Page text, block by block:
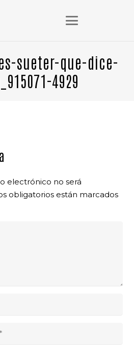
sueter-que-dice-
4929
electrónico no será
obligatorios están marcados